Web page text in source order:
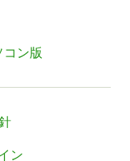
コン版
ン